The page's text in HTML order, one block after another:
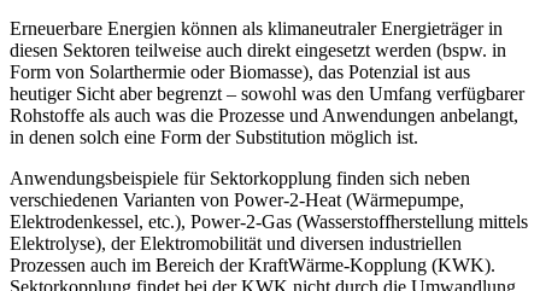
Erneuerbare Energien können als klimaneutraler Energieträger in
diesen Sektoren teilweise auch direkt eingesetzt werden (bspw. in
Form von Solarthermie oder Biomasse), das Potenzial ist aus
heutiger Sicht aber begrenzt – sowohl was den Umfang verfügbarer
Rohstoffe als auch was die Prozesse und Anwendungen anbelangt,
in denen solch eine Form der Substitution möglich ist.
Anwendungsbeispiele für Sektorkopplung finden sich neben
verschiedenen Varianten von Power-2-Heat (Wärmepumpe,
Elektrodenkessel, etc.), Power-2-Gas (Wasserstoff­herstellung mittels
Elektrolyse), der Elektromobilität und diversen industriellen
Prozessen auch im Bereich der KraftWärme-Kopplung (KWK).